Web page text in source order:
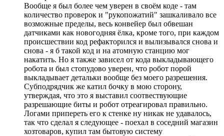
Вообще я был более чем уверен в своём коде - там
количество проверок и "рукопожатий" зашкаливало все
возможные пределы, весь конвейер был обвешан
датчиками как новогодняя ёлка, кроме того, при каждом
происшествии код рефакторился и вылизывался снова и
снова - я б такой код и на атомную станцию мог
накатить. Но я также зависел от кода выкладывающего
робота и был стопудово уверен, что робот порой
выкладывает детальки вообще без моего разрешения.
Субподрядчик же катил бочку в мою сторону,
утверждая, что это я выставил соотвествующие
разрешающие биты и робот отреагировал правильно.
Логами припереть его к стенке ну никак не удавалось,
так что сделал я следующее - поехал в соседний магазин
хозтоваров, купил там бытовую систему